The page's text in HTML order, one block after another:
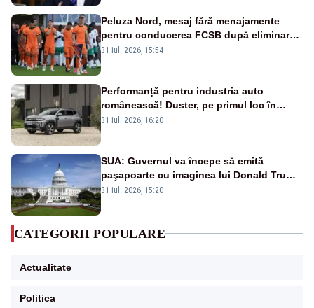
Peluza Nord, mesaj fără menajamente
pentru conducerea FCSB după eliminarea
rușinoasă din Conference League
31 iul. 2026, 15:54
Performanță pentru industria auto
românească! Duster, pe primul loc în
topul vânzărilor din Ucraina
31 iul. 2026, 16:20
SUA: Guvernul va începe să emită
paşapoarte cu imaginea lui Donald Trump
începând cu 8 august
31 iul. 2026, 15:20
CATEGORII POPULARE
Actualitate
Politica